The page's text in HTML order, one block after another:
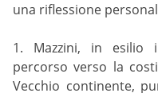
una riflessione
1. Mazzini, in esilio
percorso verso la
Vecchio continente,